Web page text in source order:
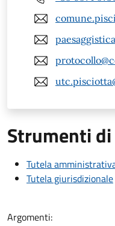
Strumenti
Tutela
Tutela giurisdizionale
Argomenti: